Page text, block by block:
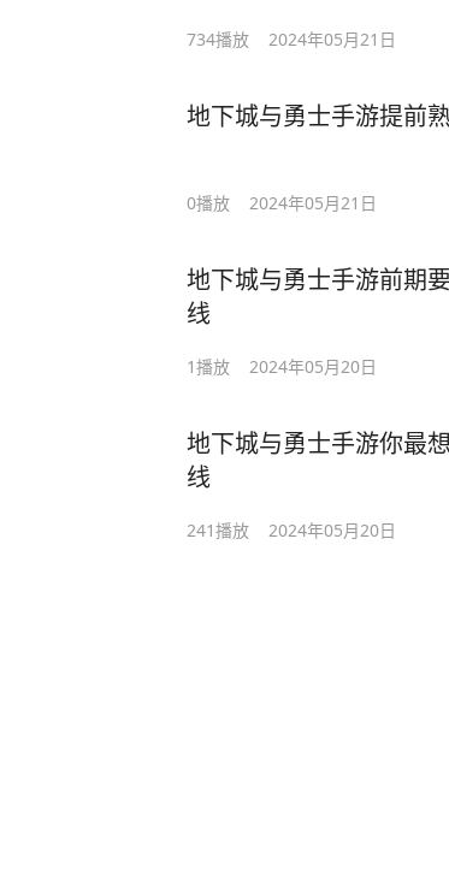
734播放 2024年05月21日
地下城与勇士手游提前
0播放 2024年05月21日
地下城与勇士手游前期
线
1播放 2024年05月20日
地下城与勇士手游你最
线
241播放 2024年05月20日